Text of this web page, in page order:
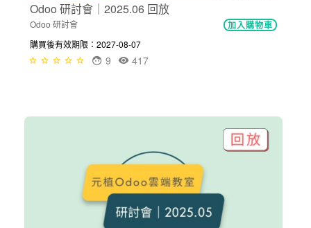
Odoo 研討會｜2025.06 回放
Odoo 研討會 加入購物車
購買後有效期限：2027-08-07
417
9